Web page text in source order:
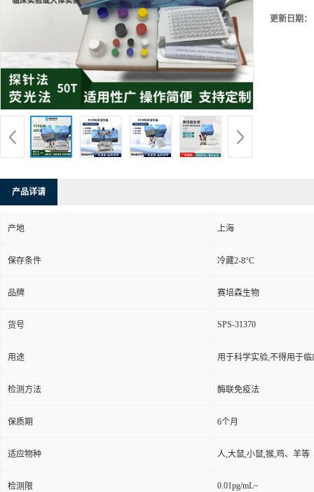
更新日期：
产品详请
产地 上海
保存条件 冷藏2-8°C
品牌 赛培森生物
货号 SPS-31370
用途 用于科学实验,不得用于临
检测方法 酶联免疫法
保质期 6个月
适应物种 人,大鼠,小鼠,猴,鸡、羊等
检测限 0.01pg/mL~